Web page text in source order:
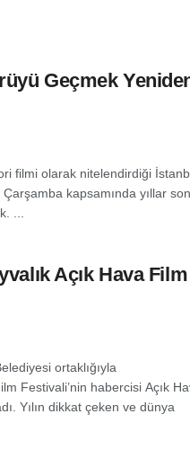
Geçmek
filmi olarak nitelendirdiği
kapsamında yıllar
...
Açık Hava Film
ortaklığıyla
Festivali’nin habercisi Açık
Yılın dikkat çeken ve dünya